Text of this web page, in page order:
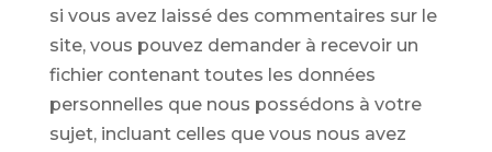
si vous avez laissé des commentaires sur le
site, vous pouvez demander à recevoir un
fichier contenant toutes les données
personnelles que nous possédons à votre
sujet, incluant celles que vous nous avez